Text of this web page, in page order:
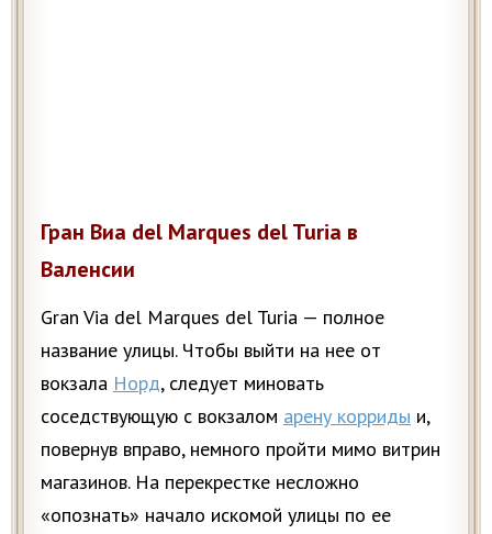
Гран Виа del Marques del Turia в
Валенсии
Gran Via del Marques del Turia — полное
название улицы. Чтобы выйти на нее от
вокзала Норд, следует миновать
соседствующую с вокзалом арену корриды и,
повернув вправо, немного пройти мимо витрин
магазинов. На перекрестке несложно
«опознать» начало искомой улицы по ее